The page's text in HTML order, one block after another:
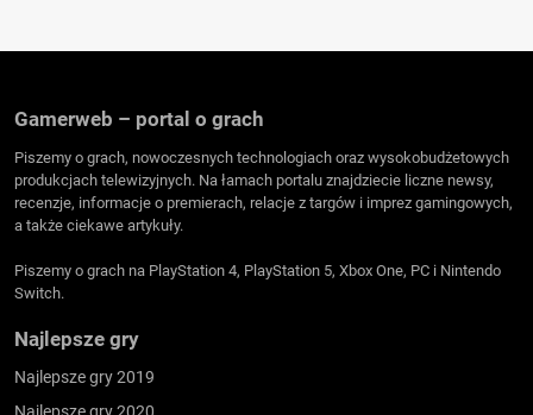
Gamerweb – portal o grach
Piszemy o grach, nowoczesnych technologiach oraz wysokobudżetowych
produkcjach telewizyjnych. Na łamach portalu znajdziecie liczne newsy,
recenzje, informacje o premierach, relacje z targów i imprez gamingowych,
a także ciekawe artykuły.
Piszemy o grach na PlayStation 4, PlayStation 5, Xbox One, PC i Nintendo
Switch.
Najlepsze gry
Najlepsze gry 2019
Najlepsze gry 2020